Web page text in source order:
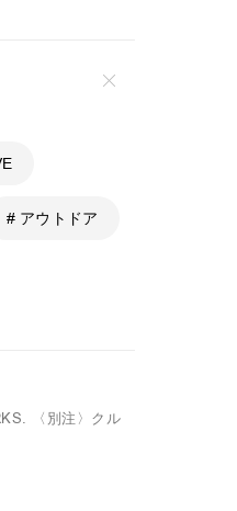
# アウトドア
〈別注〉クル